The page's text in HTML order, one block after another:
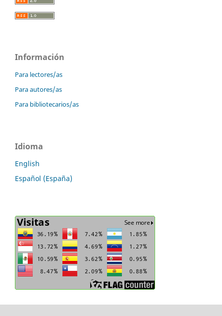
Información
Para lectores/as
Para autores/as
Para bibliotecarios/as
Idioma
English
Español (España)